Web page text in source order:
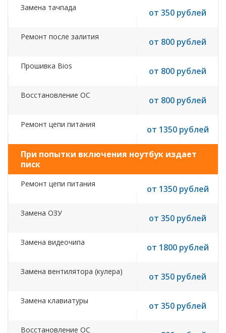
Замена тачпада от 350 рублей
Ремонт после залития от 800 рублей
Прошивка Bios от 800 рублей
Восстановление ОС от 800 рублей
Ремонт цепи питания от 1350 рублей
При попытки включения ноутбук издает
писк
Ремонт цепи питания от 1350 рублей
Замена ОЗУ от 350 рублей
Замена видеочипа от 1800 рублей
Замена вентилятора (кулера) от 350 рублей
Замена клавиатуры от 350 рублей
Восстановление ОС